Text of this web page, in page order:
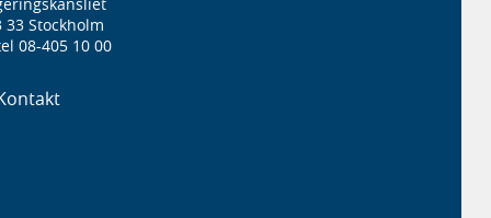
33 Stockholm
08-405 10 00